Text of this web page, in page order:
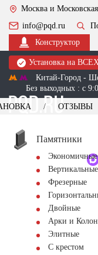
Москва и Московская
info@pqd.ru
Конструктор
Установка на
Китай-Город -
Без выходных : с
+7 (495) 518-
Обратный звонок
ОТЗЫВЫ
Памятники
Экономичные
Вертикальные
Фрезерные
Двойные
Арки и
Элитные
С крестом